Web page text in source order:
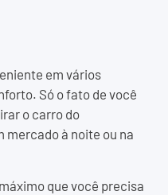
em vários
Só o fato de você
o carro do
à noite ou na
que você precisa